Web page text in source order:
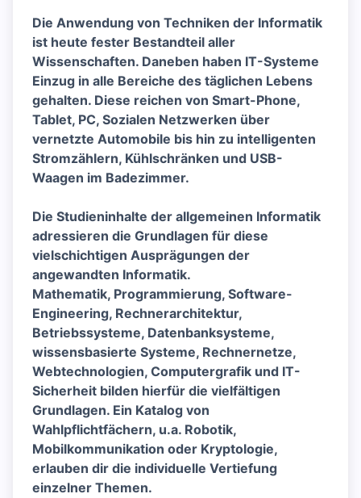
Die Anwendung von Techniken der Informatik
ist heute fester Bestandteil aller
Wissenschaften. Daneben haben IT-Systeme
Einzug in alle Bereiche des täglichen Lebens
gehalten. Diese reichen von Smart-Phone,
Tablet, PC, Sozialen Netzwerken über
vernetzte Automobile bis hin zu intelligenten
Stromzählern, Kühlschränken und USB-
Waagen im Badezimmer.
Die Studieninhalte der allgemeinen Informatik
adressieren die Grundlagen für diese
vielschichtigen Ausprägungen der
angewandten Informatik.
Mathematik, Programmierung, Software-
Engineering, Rechnerarchitektur,
Betriebssysteme, Datenbanksysteme,
wissensbasierte Systeme, Rechnernetze,
Webtechnologien, Computergrafik und IT-
Sicherheit bilden hierfür die vielfältigen
Grundlagen. Ein Katalog von
Wahlpflichtfächern, u.a. Robotik,
Mobilkommunikation oder Kryptologie,
erlauben dir die individuelle Vertiefung
einzelner Themen.